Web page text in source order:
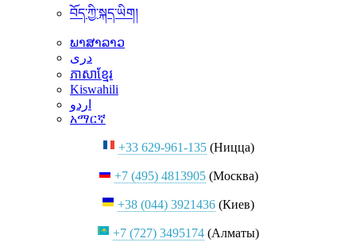
བོད་ཀྱི་སྐད་ཡིག།
ພາສາລາວ
دری
ភាសាខ្មែរ
Kiswahili
اردو
አማርኛ
+33 629-961-135(Ницца)
+7 (495) 4813905(Москва)
+38 (044) 3921436 (Киев)
+7 (727) 3495174 (Алматы)